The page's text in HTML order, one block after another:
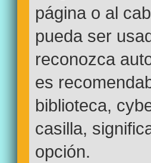
página o al
pueda ser
reconozca
es
biblioteca,
casilla,
opción.